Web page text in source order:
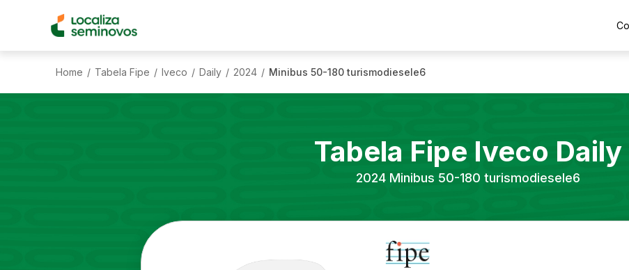
Home / Tabela Fipe / Iveco / Daily / 2024 / Minibus 50-180 turismodiesele6
Tabela Fipe Iveco Daily
2024 Minibus 50-180 turismodiesele6